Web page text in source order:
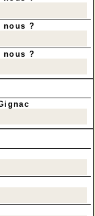
nous ?
nous ?